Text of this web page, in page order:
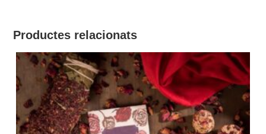
Productes relacionats